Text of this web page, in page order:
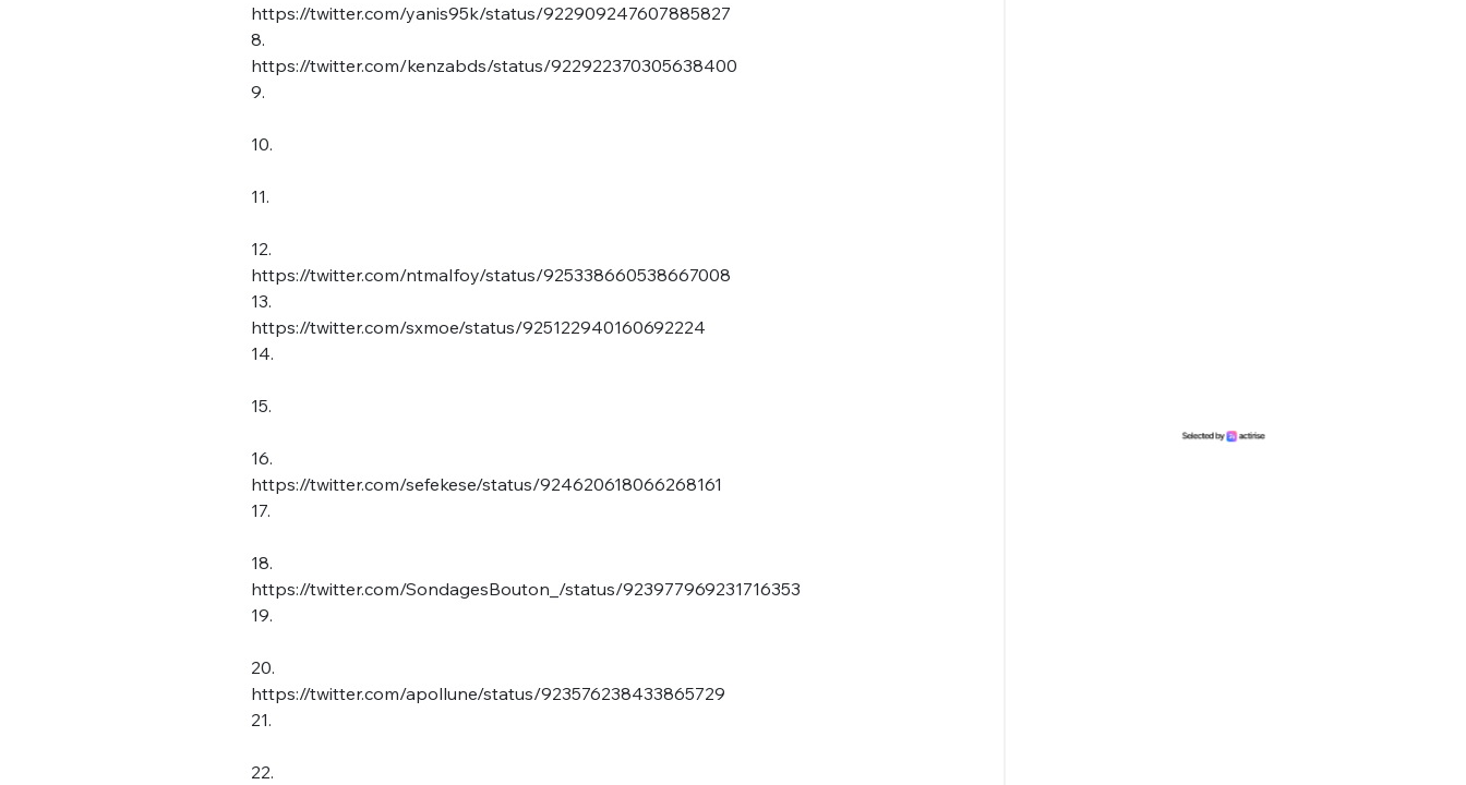
https://twitter.com/yanis95k/status/922909247607885827
8.
https://twitter.com/kenzabds/status/922922370305638400
9.
10.
11.
12.
https://twitter.com/ntmaIfoy/status/925338660538667008
13.
https://twitter.com/sxmoe/status/925122940160692224
14.
15.
16.
https://twitter.com/sefekese/status/924620618066268161
17.
18.
https://twitter.com/SondagesBouton_/status/923977969231716353
19.
20.
https://twitter.com/apollune/status/923576238433865729
21.
22.